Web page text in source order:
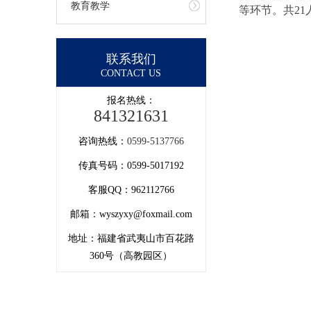
等环节。共21
教育教学
联系我们
CONTACT US
报名热线：
841321631
咨询热线： 0599-5137766
传真号码：0599-5017192
客服QQ：962112766
邮箱：wyszyxy@foxmail.com
地址：福建省武夷山市百花路
360号（高教园区）